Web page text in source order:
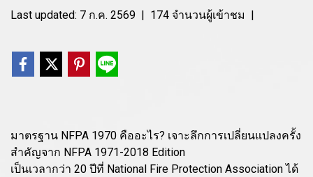
Last updated: 7 ก.ค. 2569 | 174 จำนวนผู้เข้าชม |
มาตรฐาน NFPA 1970 คืออะไร? เจาะลึกการเปลี่ยนแปลงครั้ง
สำคัญจาก NFPA 1971-2018 Edition
เป็นเวลากว่า 20 ปีที่ National Fire Protection Association ได้